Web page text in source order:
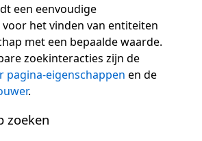
een eenvoudige
voor het vinden van entiteiten
met een bepaalde waarde.
zoekinteracties zijn de
pagina-eigenschappen en de
.
zoeken